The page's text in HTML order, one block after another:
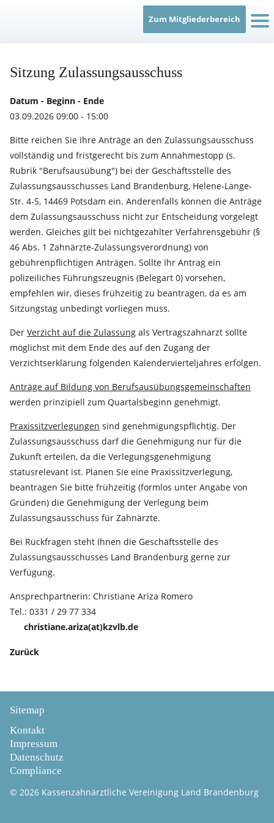
Zum Mitgliederbereich
Sitzung Zulassungsausschuss
Datum - Beginn - Ende
03.09.2026 09:00 - 15:00
Bitte reichen Sie Ihre Anträge an den Zulassungsausschuss
vollständig und fristgerecht bis zum Annahmestopp (s.
Rubrik "Berufsausübung") bei der Geschäftsstelle des
Zulassungsausschusses Land Brandenburg, Helene-Lange-
Str. 4-5, 14469 Potsdam ein. Anderenfalls können die Anträge
dem Zulassungsausschuss nicht zur Entscheidung vorgelegt
werden. Gleiches gilt bei nichtgezahlter Verfahrensgebühr (§
46 Abs. 1 Zahnärzte-Zulassungsverordnung) von
gebührenpflichtigen Anträgen. Sollte Ihr Antrag ein
polizeiliches Führungszeugnis (Belegart 0) vorsehen,
empfehlen wir, dieses frühzeitig zu beantragen, da es am
Sitzungstag unbedingt vorliegen muss.
Der Verzicht auf die Zulassung als Vertragszahnarzt sollte
möglichst mit dem Ende des auf den Zugang der
Verzichtserklärung folgenden Kalendervierteljahres erfolgen.
Anträge auf Bildung von Berufsausübungsgemeinschaften
werden prinzipiell zum Quartalsbeginn genehmigt.
Praxissitzverlegungen sind genehmigungspflichtig. Der
Zulassungsausschuss darf die Genehmigung nur für die
Zukunft erteilen, da die Verlegungsgenehmigung
statusrelevant ist. Planen Sie eine Praxissitzverlegung,
beantragen Sie bitte frühzeitig (formlos unter Angabe von
Gründen) die Genehmigung der Verlegung beim
Zulassungsausschuss für Zahnärzte.
Bei Rückfragen steht Ihnen die Geschäftsstelle des
Zulassungsausschusses Land Brandenburg gerne zur
Verfügung.
Ansprechpartnerin: Christiane Ariza Romero
Tel.: 0331 / 29 77 334
christiane.ariza(at)kzvlb.de
Zurück
Sitemap
Kontakt
Impressum
Datenschutz
Compliance
© 2026 Kassenzahnärztliche Vereinigung Land Brandenburg